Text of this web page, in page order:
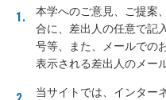
本学へのご意見、ご提案
合に、差出人の任意で記
号等、また、メールでの
表示される差出人のメー
当サイトでは、インター